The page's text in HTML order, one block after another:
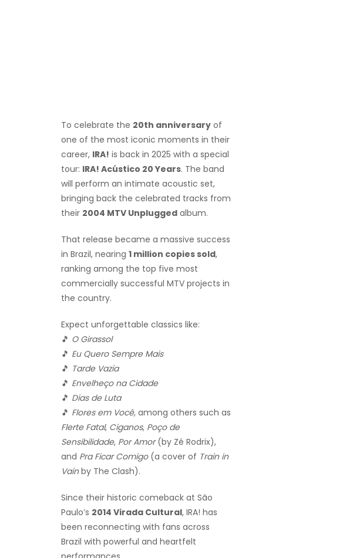
To celebrate the 20th anniversary of
one of the most iconic moments in their
career, IRA! is back in 2025 with a special
tour: IRA! Acústico 20 Years. The band
will perform an intimate acoustic set,
bringing back the celebrated tracks from
their 2004 MTV Unplugged album.
That release became a massive success
in Brazil, nearing 1 million copies sold,
ranking among the top five most
commercially successful MTV projects in
the country.
Expect unforgettable classics like:
🎵 O Girassol
🎵 Eu Quero Sempre Mais
🎵 Tarde Vazia
🎵 Envelheço na Cidade
🎵 Dias de Luta
🎵 Flores em Você, among others such as
Flerte Fatal, Ciganos, Poço de
Sensibilidade, Por Amor(by Zé Rodrix),
and Pra Ficar Comigo(a cover of Train in
Vainby The Clash).
Since their historic comeback at São
Paulo’s 2014 Virada Cultural, IRA! has
been reconnecting with fans across
Brazil with powerful and heartfelt